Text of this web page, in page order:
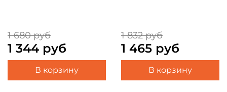
1 680 руб
1 344 руб
В корзину
1 832 руб
1 465 руб
В корзину